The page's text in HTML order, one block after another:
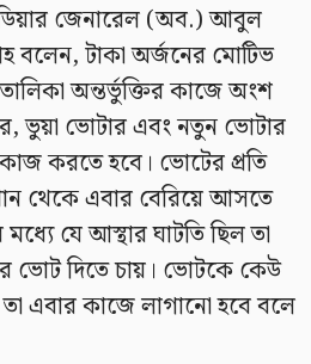
জেনারেল (অব.) আবুল
বলেন, টাকা অর্জনের মোটিভ
অন্তর্ভুক্তির কাজে অংশ
ভুয়া ভোটার এবং নতুন ভোটার
কাজ করতে হবে। ভোটের প্রতি
থেকে এবার বেরিয়ে আসতে
যে আস্থার ঘাটতি ছিল তা
ভোট দিতে চায়। ভোটকে কেউ
তা এবার কাজে লাগানো হবে বলে